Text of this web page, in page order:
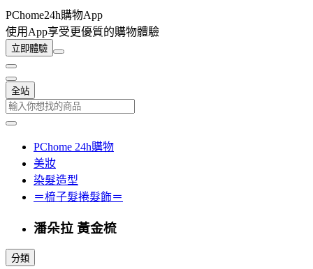
PChome24h購物App
使用App享受更優質的購物體驗
立即體驗
全站
PChome 24h購物
美妝
染髮造型
＝梳子髮捲髮飾＝
潘朵拉 黃金梳
分類